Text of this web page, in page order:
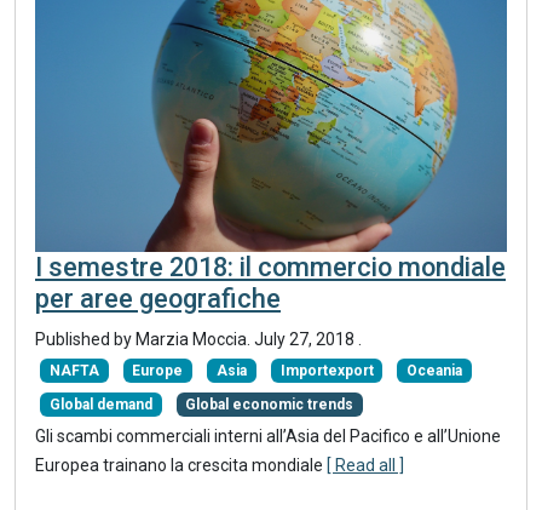
I semestre 2018: il commercio mondiale
per aree geografiche
Published by Marzia Moccia. July 27, 2018
NAFTA Europe Asia Importexport Oceania
Global demand Global economic trends
Gli scambi commerciali interni all’Asia del Pacifico e all’Unione
Europea trainano la crescita mondiale [ Read all ]